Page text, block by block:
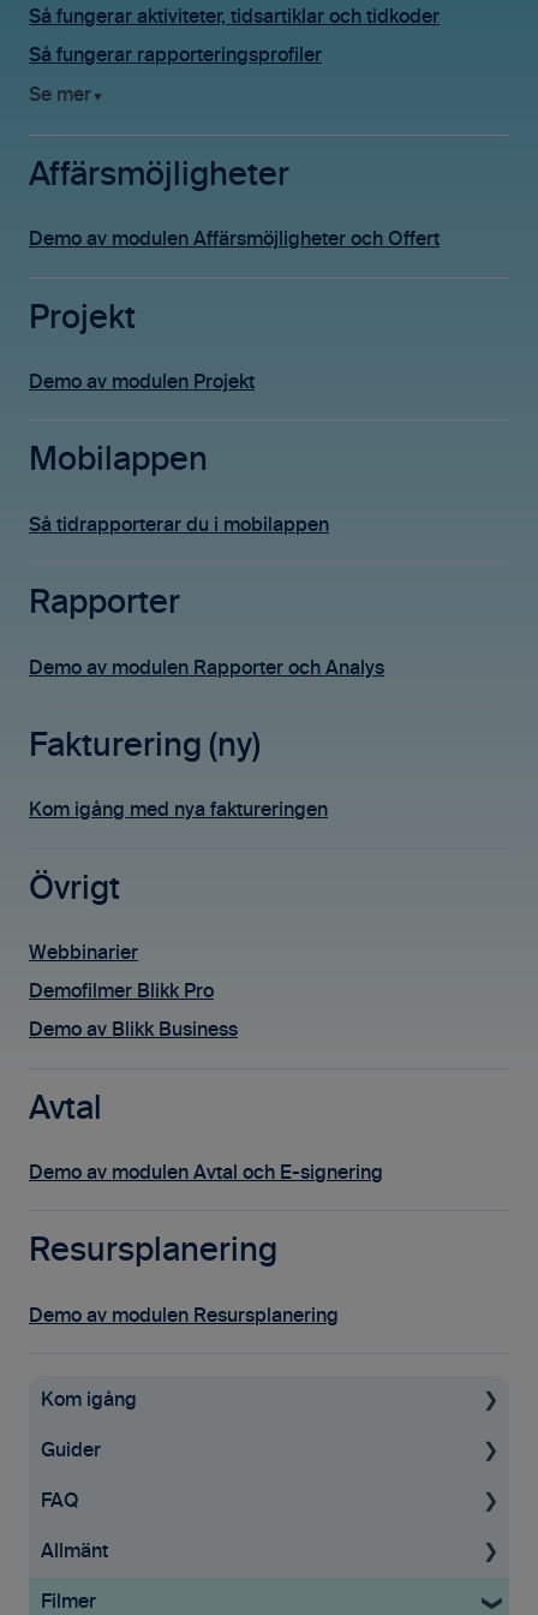
Så fungerar aktiviteter, tidsartiklar och tidkoder
Så fungerar rapporteringsprofiler
Se mer▼
Affärsmöjligheter
Demo av modulen Affärsmöjligheter och Offert
Projekt
Demo av modulen Projekt
Mobilappen
Så tidrapporterar du i mobilappen
Rapporter
Demo av modulen Rapporter och Analys
Fakturering (ny)
Kom igång med nya faktureringen
Övrigt
Webbinarier
Demofilmer Blikk Pro
Demo av Blikk Business
Avtal
Demo av modulen Avtal och E-signering
Resursplanering
Demo av modulen Resursplanering
Kom igång
Uppstartsguide
Grundinställningar
Ekonomisystem
Tid & Kvitton
Guider
För administratörer
Konto & Betalning
Licenser
FAQ
Projekt
Fakturering
Allmänt
Allmän information
Filmer